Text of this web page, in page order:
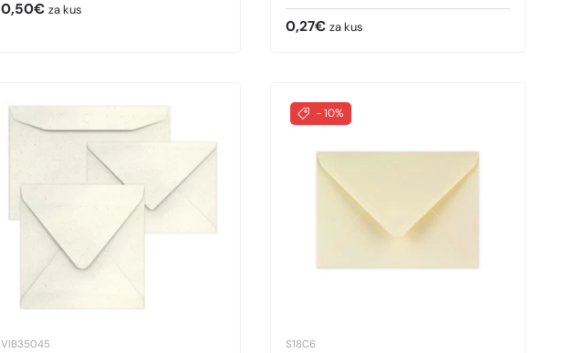
Bežná cena
0,50€ za kus
Bežná cena
0,27€ za kus
VIB35045
- 10%
S18C6